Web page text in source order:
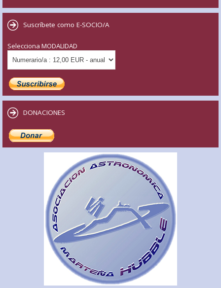
Suscríbete como E-SOCIO/A
Selecciona MODALIDAD
DONACIONES